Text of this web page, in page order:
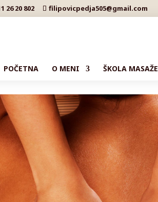
26 20 802 filipovicpedja505@gmail.com
POČETNA O MENI ŠKOLA MASAŽE